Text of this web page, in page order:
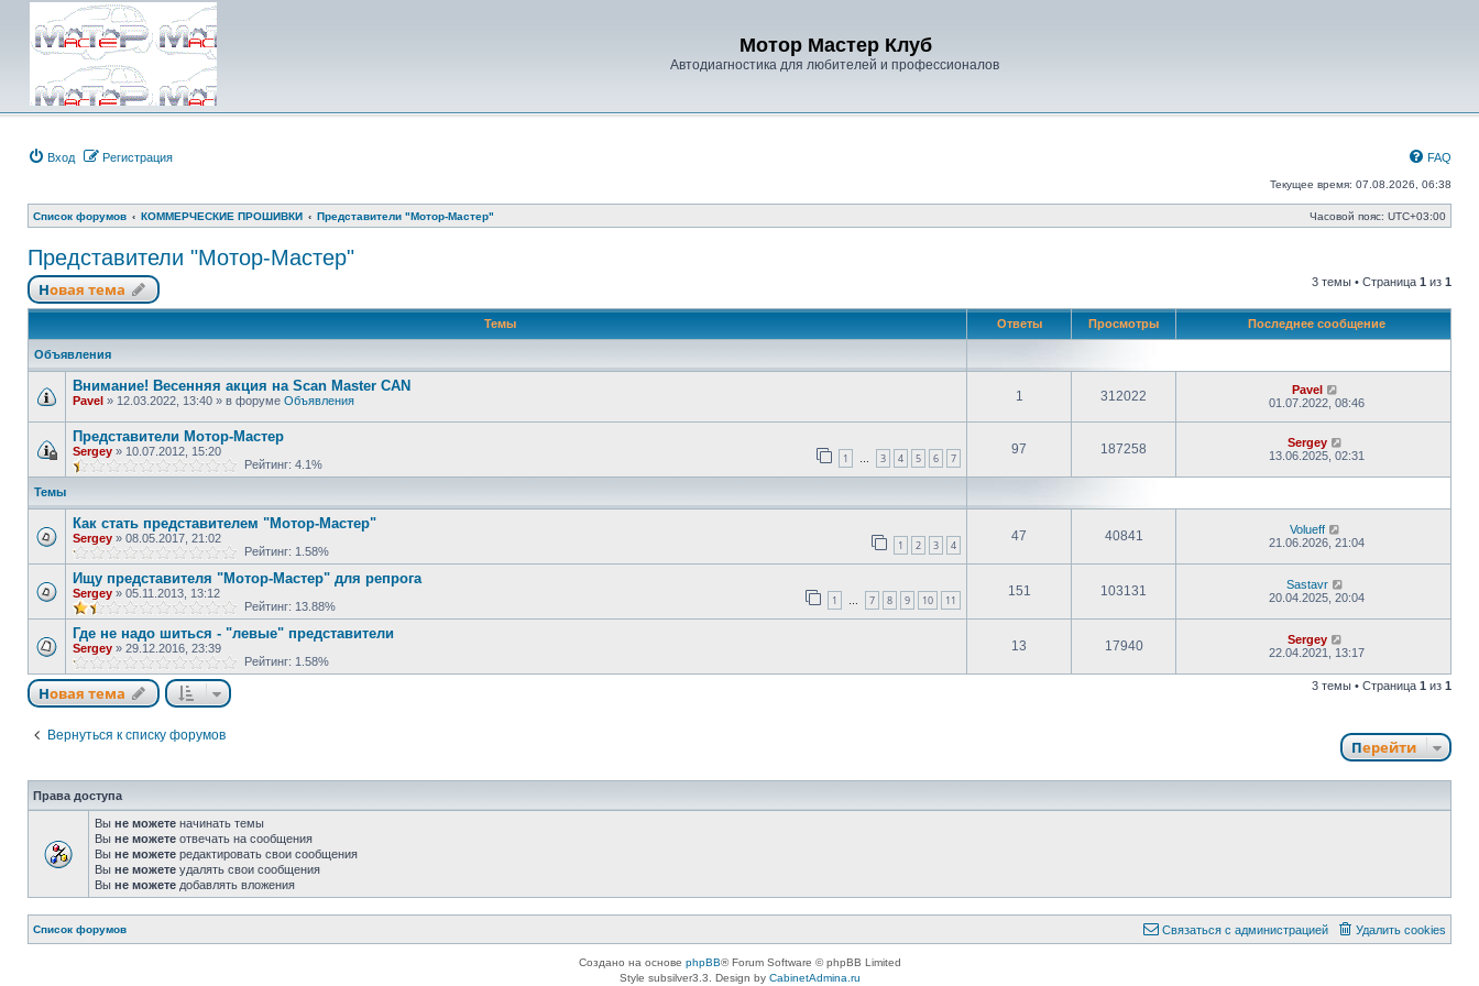
Мотор Мастер Клуб
Автодиагностика для любителей и профессионалов
Вход Регистрация FAQ
Текущее время: 07.08.2026, 06:38
Список форумов КОММЕРЧЕСКИЕ ПРОШИВКИ Представители "Мотор-Мастер" Часовой пояс: UTC+03:00
Представители "Мотор-Мастер"
Новая тема 3 темы • Страница 1 из 1
Темы Ответы Просмотры Последнее сообщение
Объявления
Внимание! Весенняя акция на Scan Master CAN
Pavel » 12.03.2022, 13:40 » в форуме Объявления 1 312022
Pavel
01.07.2022, 08:46
Представители Мотор-Мастер
Sergey » 10.07.2012, 15:20 1 … 3 4 5 6 7
Рейтинг: 4.1%
97 187258
Sergey
13.06.2025, 02:31
Темы
Как стать представителем "Мотор-Мастер"
Sergey » 08.05.2017, 21:02 1 2 3 4
Рейтинг: 1.58%
47 40841
Volueff
21.06.2026, 21:04
Ищу представителя "Мотор-Мастер" для репрога
Sergey » 05.11.2013, 13:12 1 … 7 8 9 10 11
Рейтинг: 13.88%
151 103131
Sastavr
20.04.2025, 20:04
Где не надо шиться - "левые" представители
Sergey » 29.12.2016, 23:39
Рейтинг: 1.58%
13 17940
Sergey
22.04.2021, 13:17
Новая тема 3 темы • Страница 1 из 1
Вернуться к списку форумов
Перейти
Права доступа
Вы не можете начинать темы
Вы не можете отвечать на сообщения
Вы не можете редактировать свои сообщения
Вы не можете удалять свои сообщения
Вы не можете добавлять вложения
Список форумов Удалить cookies
Связаться с администрацией
Создано на основе phpBB® Forum Software © phpBB Limited
Style subsilver3.3. Design by CabinetAdmina.ru